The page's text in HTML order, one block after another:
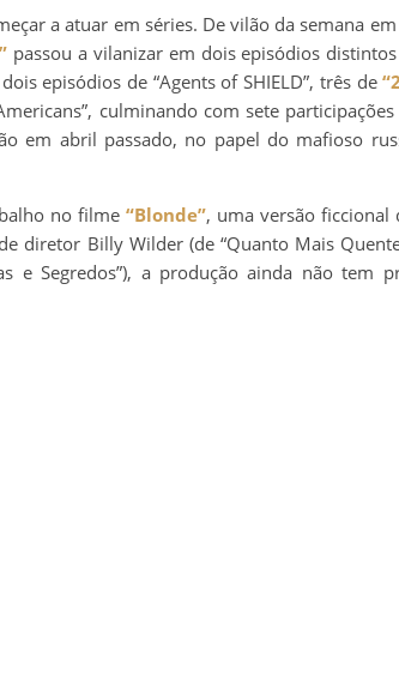
a atuar em séries. De vilão da semana em
passou a vilanizar em dois episódios distintos
episódios de “Agents of SHIELD”, três de
culminando com sete participações
em abril passado, no papel do mafioso
no filme “Blonde”, uma versão ficcional
diretor Billy Wilder (de “Quanto Mais
e Segredos”), a produção ainda não tem